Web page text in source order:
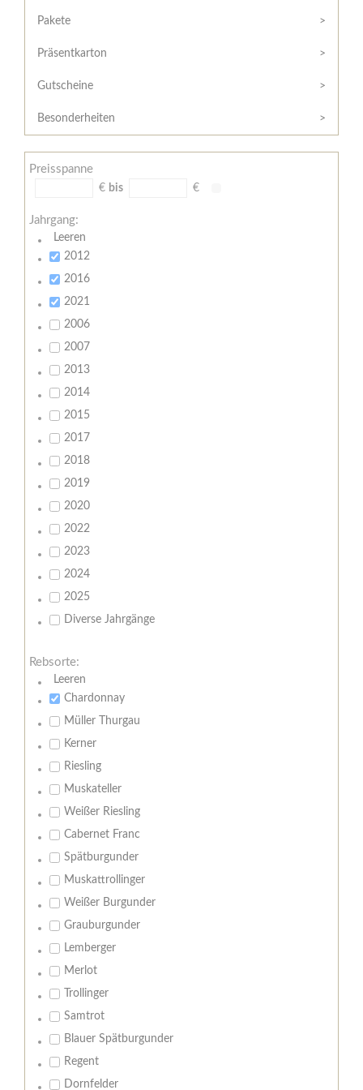
/
Widerrufsformular
AGB
Zahlungsbedingungen
Meine
Pakete
Präsentkarton
Gutscheine
Besonderheiten
Preisspanne
€ bis €
Jahrgang:
Leeren
2012
2016
2021
2006
2007
2013
2014
2015
2017
2018
2019
2020
2022
2023
2024
2025
Diverse Jahrgänge
Rebsorte:
Leeren
Chardonnay
Müller Thurgau
Kerner
Riesling
Muskateller
Weißer Riesling
Cabernet Franc
Spätburgunder
Muskattrollinger
Weißer Burgunder
Grauburgunder
Lemberger
Merlot
Trollinger
Samtrot
Blauer Spätburgunder
Regent
Dornfelder